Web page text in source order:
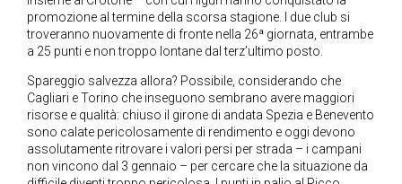
promozione al termine della scorsa stagione. I due club si
troveranno nuovamente di fronte nella 26ª giornata, entrambe
a 25 punti e non troppo lontane dal terz’ultimo posto.
Spareggio salvezza allora? Possibile, considerando che
Cagliari e Torino che inseguono sembrano avere maggiori
risorse e qualità: chiuso il girone di andata Spezia e Benevento
sono calate pericolosamente di rendimento e oggi devono
assolutamente ritrovare i valori persi per strada – i campani
non vincono dal 3 gennaio – per cercare che la situazione da